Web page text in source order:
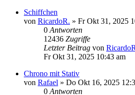
Schiffchen
von RicardoR. » Fr Okt 31, 2025
0 Antworten
12436 Zugriffe
Letzter Beitrag von
Fr Okt 31, 2025 10:43 am
Chrono mit Stativ
von Rafael » Do Okt 16, 2025
0 Antworten